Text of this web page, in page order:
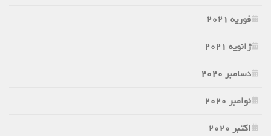
فوریه 2021
ژانویه 2021
دسامبر 2020
نوامبر 2020
اکتبر 2020